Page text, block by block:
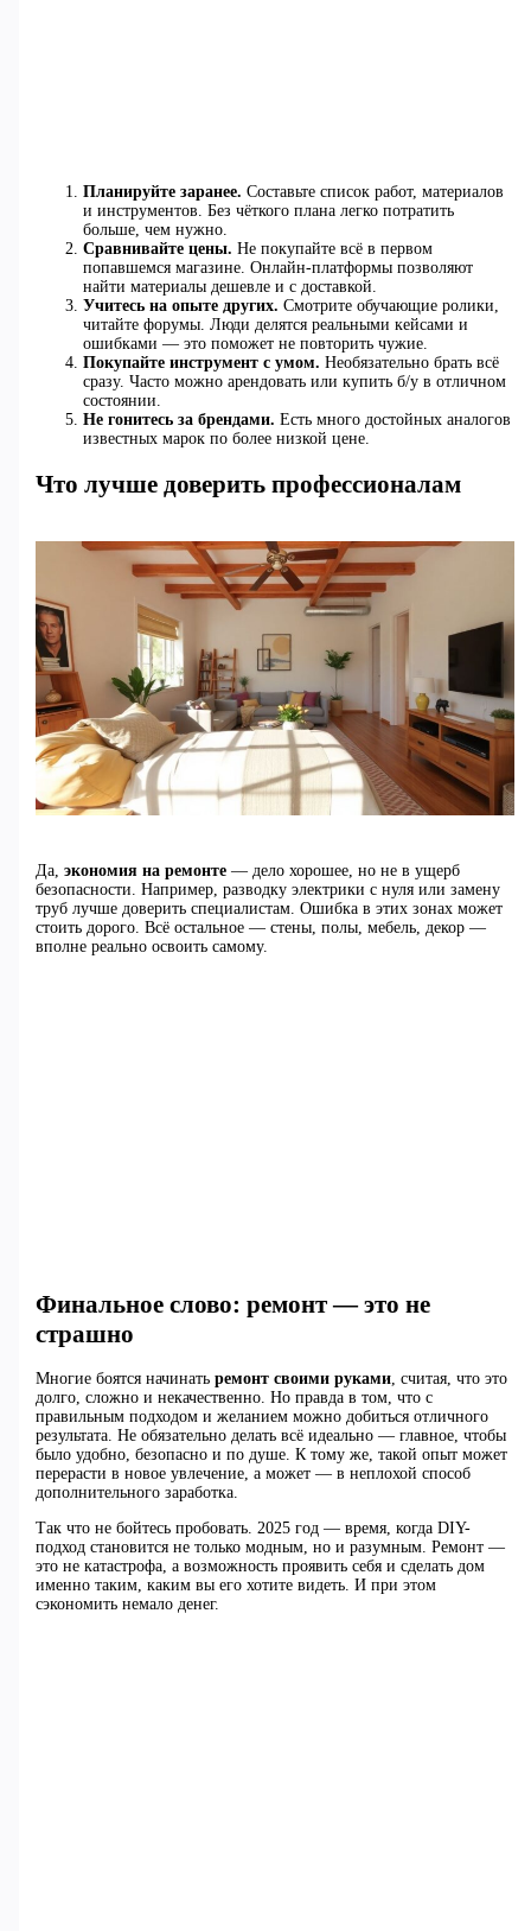
Планируйте заранее. Составьте список работ, материалов
и инструментов. Без чёткого плана легко потратить
больше, чем нужно.
Сравнивайте цены. Не покупайте всё в первом
попавшемся магазине. Онлайн-платформы позволяют
найти материалы дешевле и с доставкой.
Учитесь на опыте других. Смотрите обучающие ролики,
читайте форумы. Люди делятся реальными кейсами и
ошибками — это поможет не повторить чужие.
Покупайте инструмент с умом. Необязательно брать всё
сразу. Часто можно арендовать или купить б/у в отличном
состоянии.
Не гонитесь за брендами. Есть много достойных аналогов
известных марок по более низкой цене.
Что лучше доверить профессионалам
Да, экономия на ремонте— дело хорошее, но не в ущерб
безопасности. Например, разводку электрики с нуля или замену
труб лучше доверить специалистам. Ошибка в этих зонах может
стоить дорого. Всё остальное — стены, полы, мебель, декор —
вполне реально освоить самому.
Финальное слово: ремонт — это не
страшно
Многие боятся начинать ремонт своими руками, считая, что это
долго, сложно и некачественно. Но правда в том, что с
правильным подходом и желанием можно добиться отличного
результата. Не обязательно делать всё идеально — главное, чтобы
было удобно, безопасно и по душе. К тому же, такой опыт может
перерасти в новое увлечение, а может — в неплохой способ
дополнительного заработка.
Так что не бойтесь пробовать. 2025 год — время, когда DIY-
подход становится не только модным, но и разумным. Ремонт —
это не катастрофа, а возможность проявить себя и сделать дом
именно таким, каким вы его хотите видеть. И при этом
сэкономить немало денег.